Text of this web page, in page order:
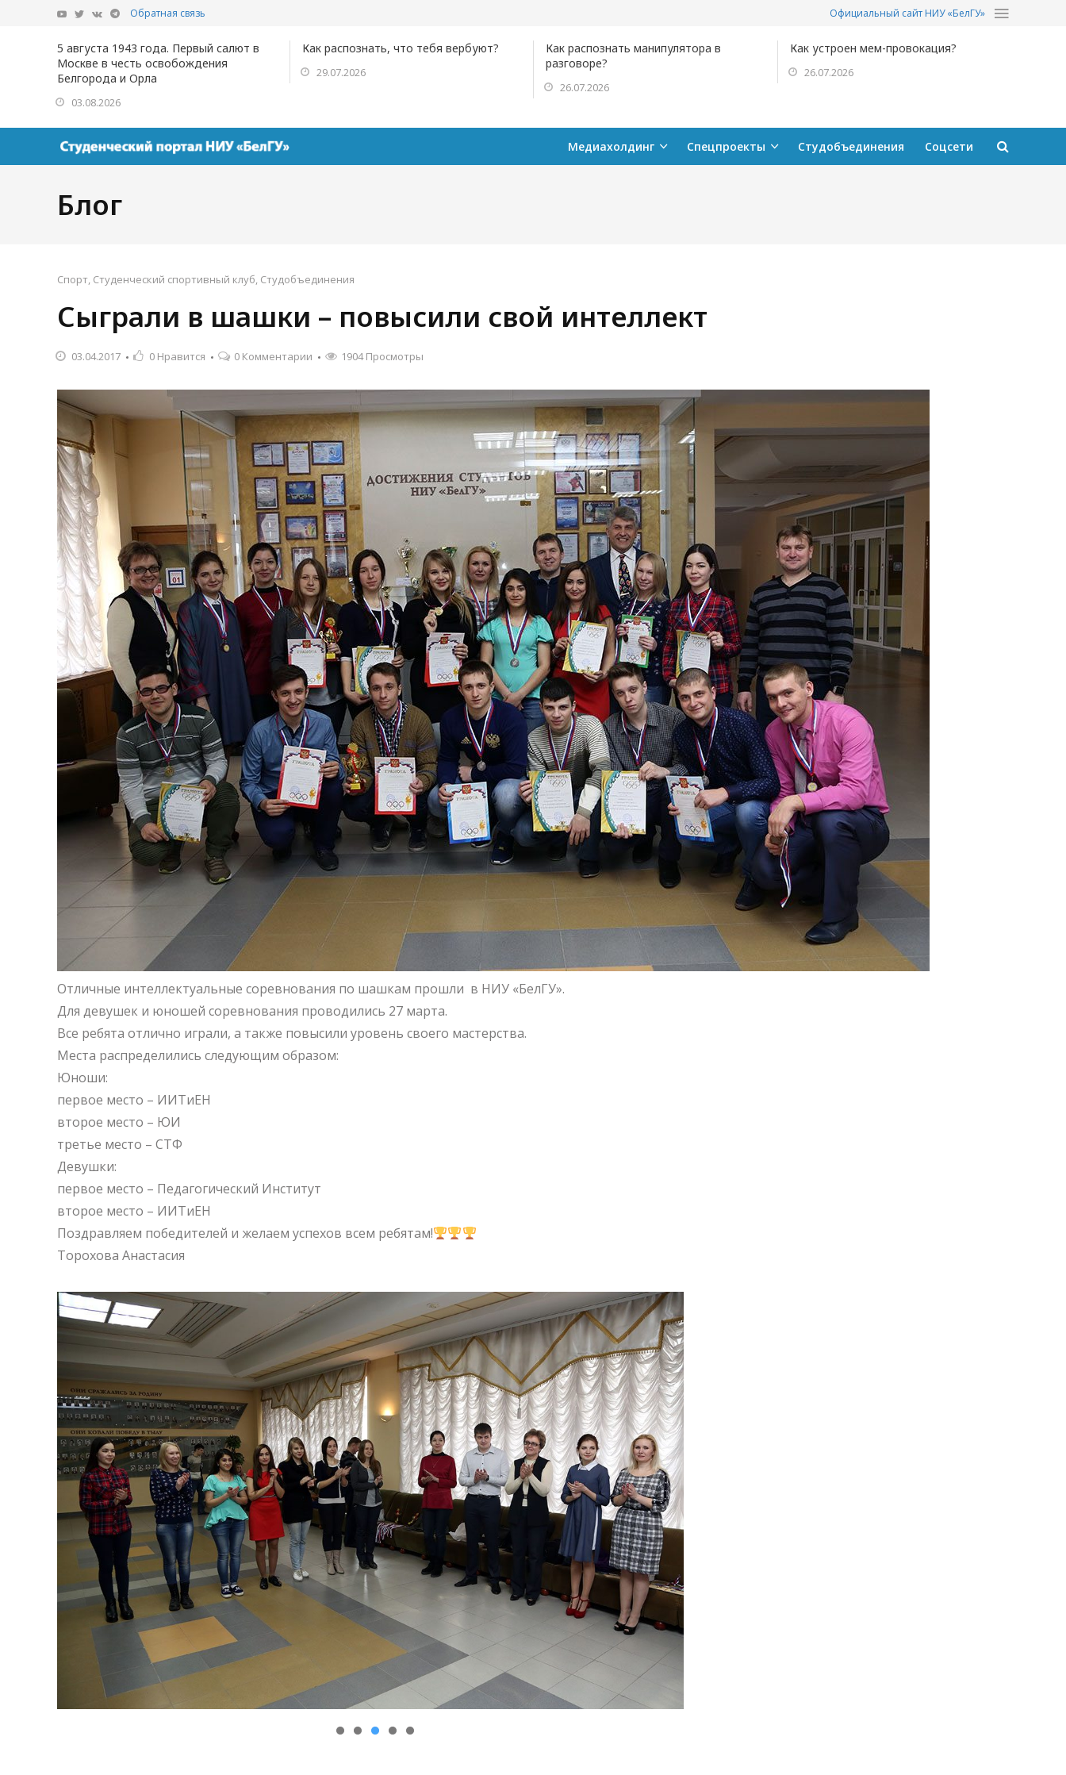
Обратная связь Официальный сайт НИУ «БелГУ»
5 августа 1943 года. Первый салют в
Москве в честь освобождения
Белгорода и Орла
03.08.2026
Как распознать, что тебя вербуют?
29.07.2026
Как распознать манипулятора в
разговоре?
26.07.2026
Как устроен мем-провокация?
26.07.2026
Медиахолдинг Спецпроекты Студобъединения Соцсети
Блог
Спорт, Студенческий спортивный клуб, Студобъединения
Сыграли в шашки – повысили свой интеллект
03.04.2017 0 Нравится 0 Комментарии 1904 Просмотры
Отличные интеллектуальные соревнования по шашкам прошли в НИУ «БелГУ».
Для девушек и юношей соревнования проводились 27 марта.
Все ребята отлично играли, а также повысили уровень своего мастерства.
Места распределились следующим образом:
Юноши:
первое место – ИИТиЕН
второе место – ЮИ
третье место – СТФ
Девушки:
первое место – Педагогический Институт
второе место – ИИТиЕН
Поздравляем победителей и желаем успехов всем ребятам!
Торохова Анастасия